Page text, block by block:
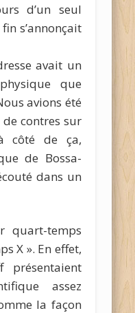
d’un seul
s’annonçait
avait un
que
avions été
contres sur
côté de ça,
de Bossa-
dans un
quart-temps
X ». En effet,
présentaient
assez
la façon